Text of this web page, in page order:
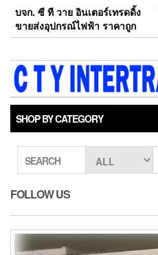
Skip
the
บจก. ซี ที วาย อินเตอร์เทรดดิ้ง
ขายส่งอุปกรณ์ไฟฟ้า ราคาถูก
SHOP BY CATEGORY
SEARCH
FOLLOW US